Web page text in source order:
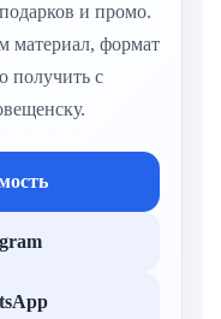
и промо.
материал, формат
получить с